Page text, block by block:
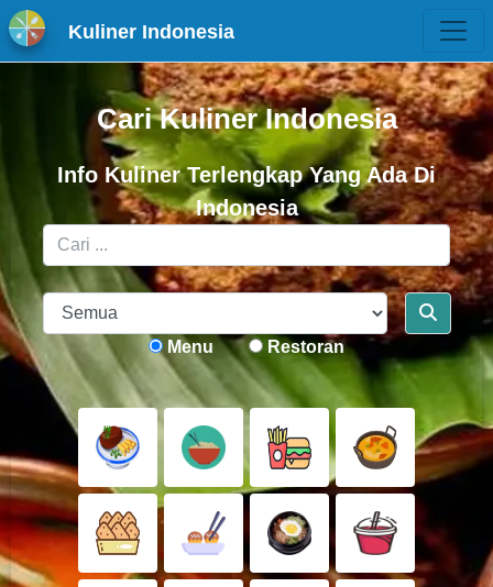
Kuliner Indonesia
Cari Kuliner Indonesia
Info Kuliner Terlengkap Yang Ada Di
Indonesia
Menu Restoran